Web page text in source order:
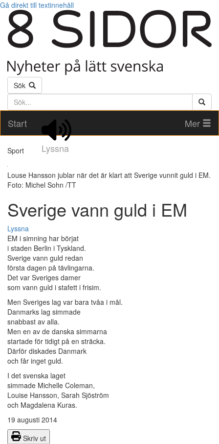
Gå direkt till textinnehåll
Sök
Söktext
Start
Lyssna
Mer
Sport
Louse Hansson jublar när det är klart att Sverige vunnit guld i EM.
Foto: Michel Sohn /TT
Sverige vann guld i EM
Lyssna
EM i simning har börjat
i staden Berlin i Tyskland.
Sverige vann guld redan
första dagen på tävlingarna.
Det var Sveriges damer
som vann guld i stafett i frisim.
Men Sveriges lag var bara tvåa i mål.
Danmarks lag simmade
snabbast av alla.
Men en av de danska simmarna
startade för tidigt på en sträcka.
Därför diskades Danmark
och får inget guld.
I det svenska laget
simmade Michelle Coleman,
Louise Hansson, Sarah Sjöström
och Magdalena Kuras.
19 augusti 2014
Skriv ut